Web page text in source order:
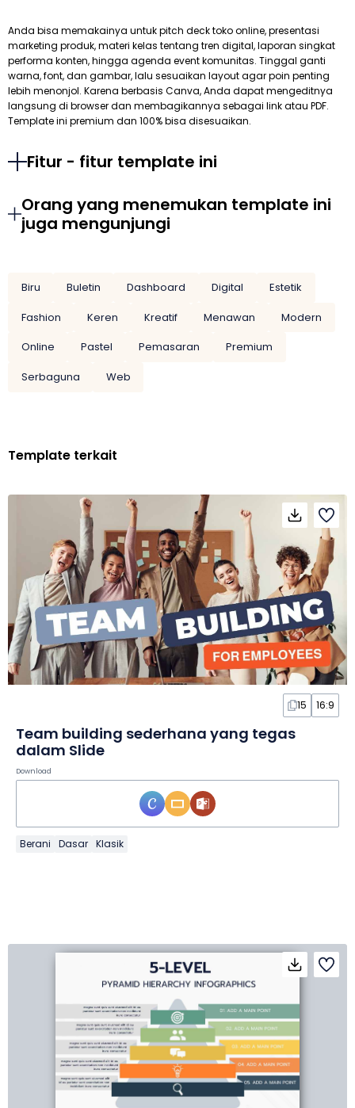
Anda bisa memakainya untuk pitch deck toko online, presentasi
marketing produk, materi kelas tentang tren digital, laporan singkat
performa konten, hingga agenda event komunitas. Tinggal ganti
warna, font, dan gambar, lalu sesuaikan layout agar poin penting
lebih menonjol. Karena berbasis Canva, Anda dapat mengeditnya
langsung di browser dan membagikannya sebagai link atau PDF.
Template ini premium dan 100% bisa disesuaikan.
Fitur - fitur template ini
Orang yang menemukan template ini
juga mengunjungi
Biru Buletin Dashboard Digital
Estetik
Fashion
Keren Kreatif Menawan
Modern
Online
Pastel Pemasaran
Premium
Serbaguna
Web
Template terkait
15 16:9
Team building sederhana yang tegas
dalam Slide
Download
Berani Dasar Klasik